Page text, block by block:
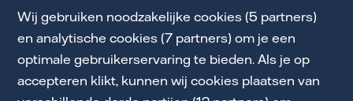
Wij gebruiken noodzakelijke cookies (5 partners)
en analytische cookies (7 partners) om je een
optimale gebruikerservaring te bieden. Als je op
accepteren klikt, kunnen wij cookies plaatsen van
Kosteloos opzeggen op
ieder moment